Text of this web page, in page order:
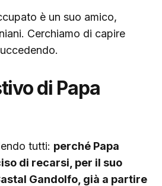
è un suo amico,
Cerchiamo di capire
di Papa
tutti: perché Papa
di recarsi, per il suo
Gandolfo, già a partire